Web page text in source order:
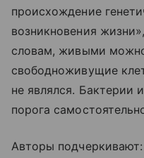
происхождение
возникновения
словам, живыми
свободноживущие
не являлся. Бактерии
порога
Авторы